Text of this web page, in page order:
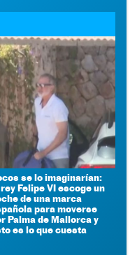
se lo imaginarían:
Felipe VI escoge un
de una marca
para moverse
Palma de Mallorca y
es lo que cuesta